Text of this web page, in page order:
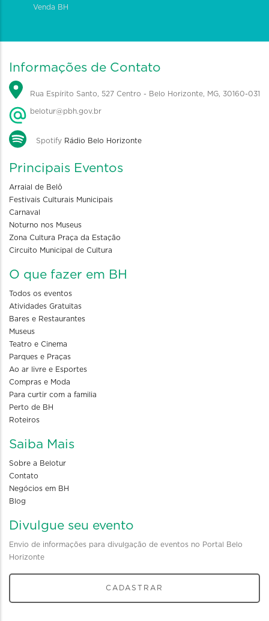
Venda BH
Informações de Contato
Rua Espírito Santo, 527 Centro - Belo Horizonte, MG, 30160-031
belotur@pbh.gov.br
Spotify Rádio Belo Horizonte
Principais Eventos
Arraial de Belô
Festivais Culturais Municipais
Carnaval
Noturno nos Museus
Zona Cultura Praça da Estação
Circuito Municipal de Cultura
O que fazer em BH
Todos os eventos
Atividades Gratuitas
Bares e Restaurantes
Museus
Teatro e Cinema
Parques e Praças
Ao ar livre e Esportes
Compras e Moda
Para curtir com a familia
Perto de BH
Roteiros
Saiba Mais
Sobre a Belotur
Contato
Negócios em BH
Blog
Divulgue seu evento
Envio de informações para divulgação de eventos no Portal Belo
Horizonte
CADASTRAR